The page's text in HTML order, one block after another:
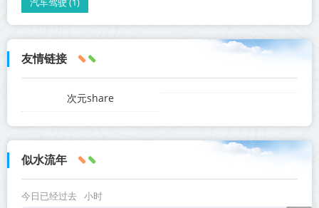
友情链接
次元share
似水流年
今日已经过去 小时